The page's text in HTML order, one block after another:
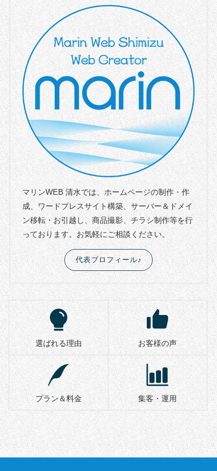
マリンWEB 清水では、ホームページの制作・作
成、ワードプレスサイト構築、サーバー＆ドメイ
ン移転・お引越し、商品撮影、チラシ制作等を行
っております。お気軽にご相談ください。
代表プロフィール♪
選ばれる理由 お客様の声
プラン＆料金 集客・運用